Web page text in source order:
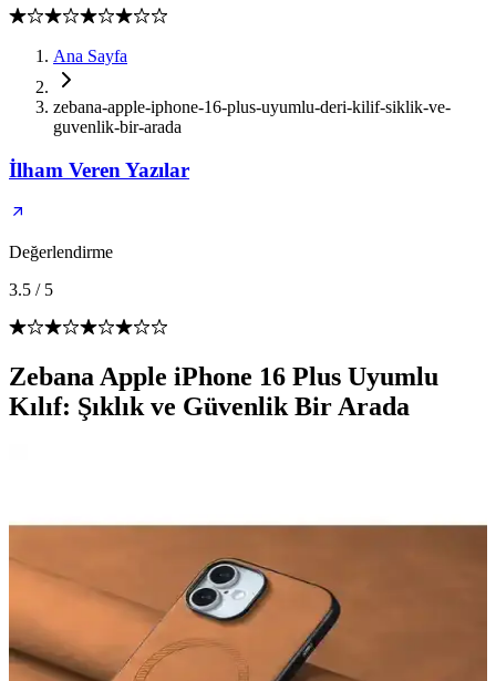
Ana Sayfa
zebana-apple-iphone-16-plus-uyumlu-deri-kilif-siklik-ve-
guvenlik-bir-arada
İlham Veren Yazılar
Değerlendirme
3.5 / 5
Zebana Apple iPhone 16 Plus Uyumlu
Kılıf: Şıklık ve Güvenlik Bir Arada